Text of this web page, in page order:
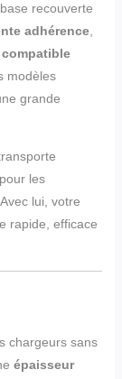
recouverte
adhérence,
compatible
modèles
grande
les
lui, votre
rapide, efficace
chargeurs sans
épaisseur